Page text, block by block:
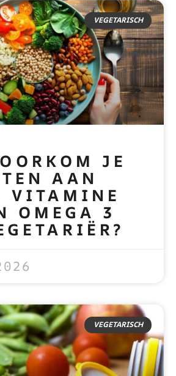
VEGETARISCH
JE
AAN
VITAMINE
OMEGA 3
VEGETARISCH